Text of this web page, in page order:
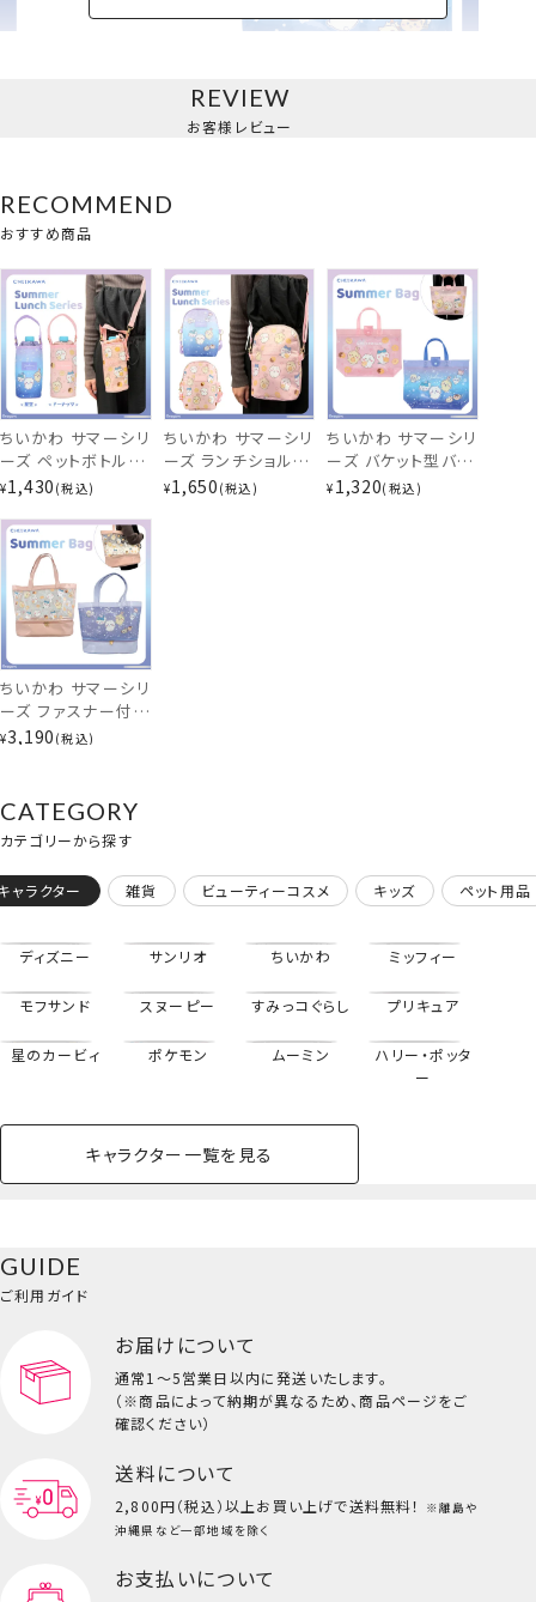
ファスナー付きバッグ
ペットボトルホルダー
REVIEW
お客様レビュー
RECOMMEND
おすすめ商品
ちいかわ サマーシリ
ーズ ペットボトルホ
ルダー ＜星空/ドー
shobido
¥1,430 税込
ちいかわ サマーシリ
ーズ ランチショルダ
ーバッグ ＜星空/ド
¥1,650 税込
ちいかわ サマーシリ
ーズ バケット型バッ
グ ＜星空/ドーナッ
¥ 1,320 税込
ちいかわ サマーシリ
ーズ ファスナー付き
バッグ ＜星空/ドー
粧美堂 shobido
¥3,190 税込
CATEGORY
カテゴリーから探す
ャラクター 雑貨 ビューティーコスメ キッズ ペット用品
ディズニー サンリオ ちいかわ ミッフィー
モフサンド スヌーピー すみっコぐらし プリキュア
星のカービィ ポケモン ムーミン
ハリー・ポッタ
ー
キャラクター一覧を見る
イクアップ
ビューティーコスメ一覧を見る
バッグ・タオル・
小物
キッズ一覧を見る
GUIDE
ご利用ガイド
お届けについて
通常1～5営業日以内に発送いたします。
（※商品によって納期が異なるため、商品ページをご
確認ください）
送料について
2,800円（税込）以上お買い上げで送料無料！
※離島や
沖縄県など一部地域を除く
お支払いについて